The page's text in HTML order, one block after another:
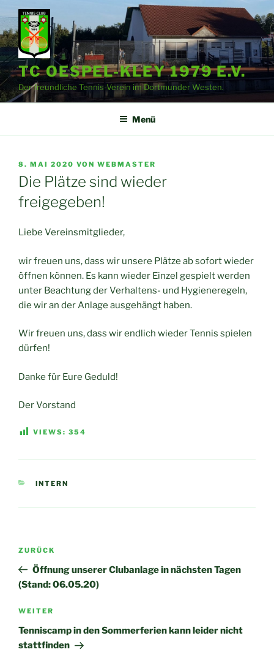
Zum
Inhalt
springen
TC OESPEL-KLEY 1979 E.V.
Der freundliche Tennis-Verein im Dortmunder Westen.
Menü
VERÖFFENTLICHT
AM
8. MAI 2020 VON WEBMASTER
Die Plätze sind wieder
freigegeben!
Liebe Vereinsmitglieder,
wir freuen uns, dass wir unsere Plätze ab sofort wieder
öffnen können. Es kann wieder Einzel gespielt werden
unter Beachtung der Verhaltens- und Hygieneregeln,
die wir an der Anlage ausgehängt haben.
Wir freuen uns, dass wir endlich wieder Tennis spielen
dürfen!
Danke für Eure Geduld!
Der Vorstand
VIEWS: 354
KATEGORIEN
INTERN
Beitragsnavigation
Vorheriger
Beitrag
ZURÜCK
Öffnung unserer Clubanlage in nächsten Tagen
(Stand: 06.05.20)
Nächster
Beitrag
WEITER
Tenniscamp in den Sommerferien kann leider nicht
stattfinden